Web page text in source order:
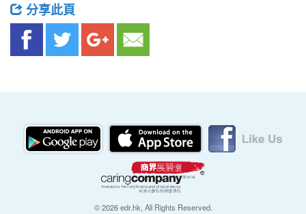
分享此頁
© 2026 edr.hk, All Rights Reserved.